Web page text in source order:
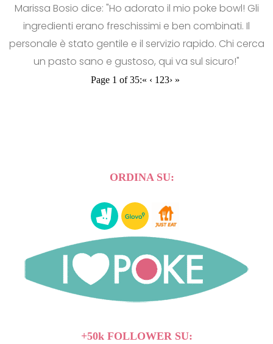
Marissa Bosio dice: "Ho adorato il mio poke bowl! Gli
ingredienti erano freschissimi e ben combinati. Il
personale è stato gentile e il servizio rapido. Chi cerca
un pasto sano e gustoso, qui va sul sicuro!"
Page 1 of 35:« ‹ 1 23› »
ORDINA SU:
+50k FOLLOWER SU: